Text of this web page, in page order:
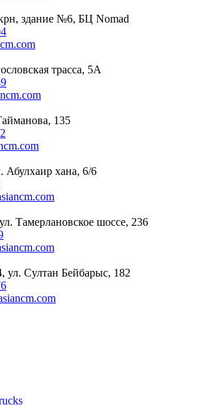
здание №6, БЦ Nomad
трасса, 5А
135
Абулхаир хана, 6/6
Тамерлановское шоссе, 236
ул. Султан Бейбарыс, 182